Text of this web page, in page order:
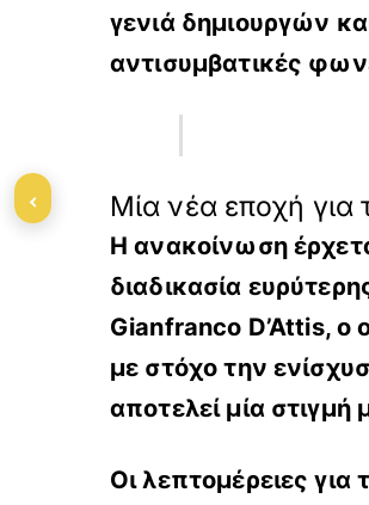
γενιά δημιουργών
αντισυμβατικές
Μία νέα εποχή για
Η ανακοίνωση
διαδικασία
Gianfranco D’Attis, ο
με στόχο την
αποτελεί μία στιγμή
Οι λεπτομέρειες
‹